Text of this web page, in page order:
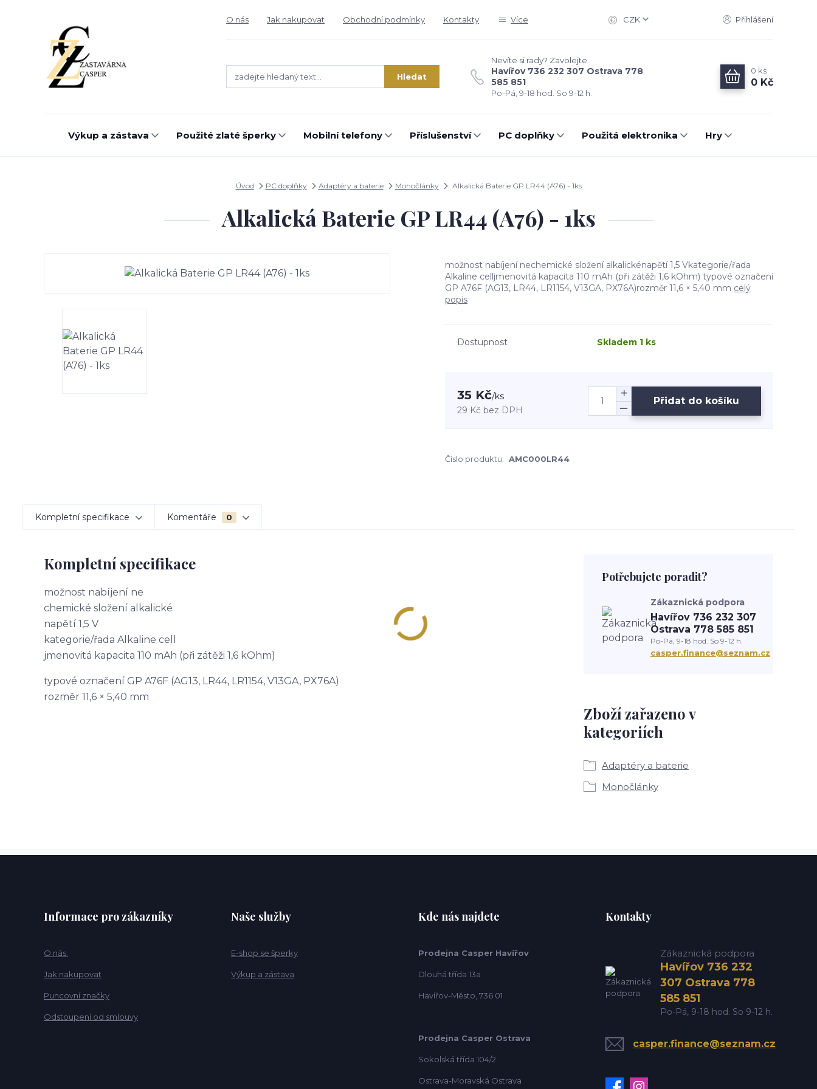
O nás Jak nakupovat Obchodní podmínky Kontakty Více CZK Přihlášení
Hledat
Nevíte si rady? Zavolejte.
Havířov 736 232 307 Ostrava 778
585 851
Po-Pá, 9-18 hod. So 9-12 h.
0 ks
0 Kč
Výkup a zástava Použité zlaté šperky Mobilní telefony Příslušenství PC doplňky Použitá elektronika Hry
Úvod PC doplňky Adaptéry a baterie Monočlánky Alkalická Baterie GP LR44 (A76) - 1ks
Alkalická Baterie GP LR44 (A76) - 1ks
možnost nabíjení nechemické složení alkalickénapětí 1,5 Vkategorie/řada
Alkaline celljmenovitá kapacita 110 mAh (při zátěži 1,6 kOhm) typové označení
GP A76F (AG13, LR44, LR1154, V13GA, PX76A)rozměr 11,6 × 5,40 mm celý
popis
Dostupnost Skladem 1 ks
35 Kč/ks
29 Kč bez DPH
Přidat do košíku
Číslo produktu: AMC000LR44
Kompletní specifikace Komentáře 0
Kompletní specifikace
možnost nabíjení ne
chemické složení alkalické
napětí 1,5 V
kategorie/řada Alkaline cell
jmenovitá kapacita 110 mAh (při zátěži 1,6 kOhm)
typové označení GP A76F (AG13, LR44, LR1154, V13GA, PX76A)
rozměr 11,6 × 5,40 mm
Zboží zařazeno v
kategoriích
Adaptéry a baterie
Monočlánky
Potřebujete poradit?
Zákaznická podpora
Havířov 736 232 307
Ostrava 778 585 851
Po-Pá, 9-18 hod. So 9-12 h.
casper.finance@seznam.cz
Informace pro zákazníky
O nás
Jak nakupovat
Puncovní značky
Odstoupení od smlouvy
Naše služby
E-shop se šperky
Výkup a zástava
Kde nás najdete
Prodejna Casper Havířov
Dlouhá třída 13a
Havířov-Město, 736 01
Prodejna Casper Ostrava
Sokolská třída 104/2
Ostrava-Moravská Ostrava
Kontakty
Zákaznická podpora
Havířov 736 232
307 Ostrava 778
585 851
Po-Pá, 9-18 hod. So 9-12 h.
casper.finance@seznam.cz